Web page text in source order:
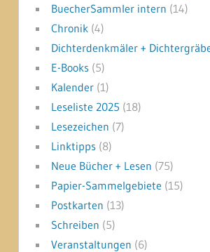
BuecherSammler intern (14)
Chronik(4)
Dichterdenkmäler +
E-Books(5)
Kalender(1)
Leseliste 2025 (18)
Lesezeichen (7)
Linktipps(8)
Neue Bücher + Lesen (75)
Papier-Sammelgebiete (15)
Postkarten (13)
Schreiben (5)
Veranstaltungen (6)